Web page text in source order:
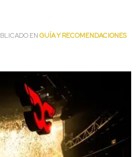
EN GUÍA Y RECOMENDACIONES